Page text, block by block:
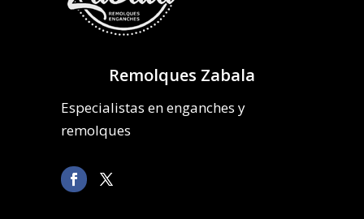
Remolques Zabala
Especialistas en enganches y
remolques